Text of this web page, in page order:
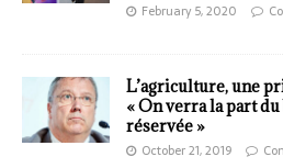
February 5, 2020
L’agriculture, une
« On verra la part
réservée »
October 21, 2019